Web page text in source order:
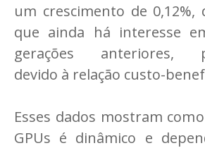
um crescimento de 0,12%,
que ainda há interesse
gerações anteriores,
devido à relação custo-
Esses dados mostram
GPUs é dinâmico e